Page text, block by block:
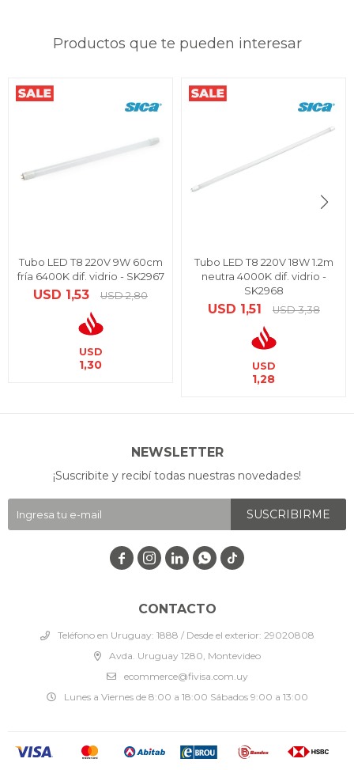
Productos que te pueden interesar
Tubo LED T8 220V 9W 60cm
fría 6400K dif. vidrio - SK2967
USD 1,53 USD 2,80
USD
1,30
Tubo LED T8 220V 18W 1.2m
neutra 4000K dif. vidrio -
SK2968
USD 1,51 USD 3,38
USD
1,28
CONTACTO
Teléfono en Uruguay: 1888 / Desde el exterior: 29020808
Avda. Uruguay 1280, Montevideo
ecommerce@fivisa.com.uy
Lunes a Viernes de 8:00 a 18:00 Sábados 9:00 a 13:00
NEWSLETTER
¡Suscribite y recibí todas nuestras novedades!
SUSCRIBIRME
   